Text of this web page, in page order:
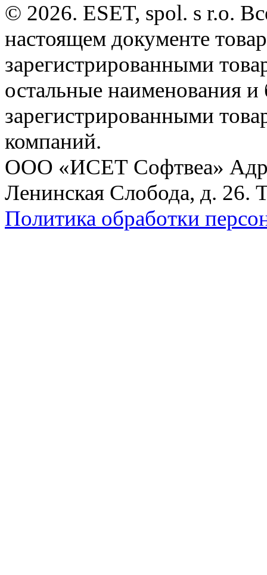
© 2026. ESET, spol. s r.o.
настоящем документе
зарегистрированными
остальные наименования
зарегистрированными
компаний.
ООО «ИСЕТ Софтвеа»
Ленинская Слобода, д. 26.
Политика обработки